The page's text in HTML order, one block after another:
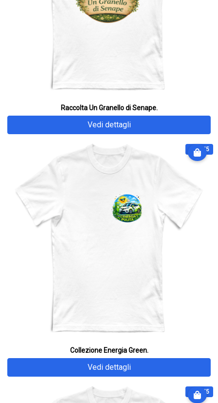
Raccolta Un Granello di Senape.
Vedi dettagli
€ 28.75
Collezione Energia Green.
Vedi dettagli
€ 28.75